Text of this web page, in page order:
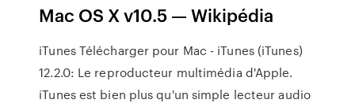
Mac OS X v10.5 — Wikipédia
iTunes Télécharger pour Mac - iTunes (iTunes)
12.2.0: Le reproducteur multimédia d'Apple.
iTunes est bien plus qu'un simple lecteur audio